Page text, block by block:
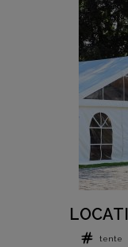
tente